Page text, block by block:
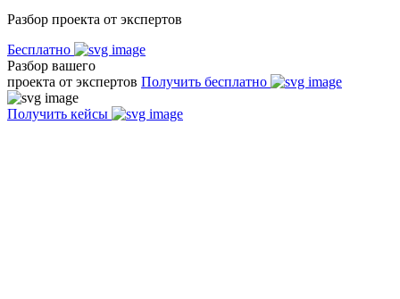
Разбор проекта от экспертов
Бесплатно
Разбор вашего
проекта от экспертов Получить бесплатно
Получить кейсы